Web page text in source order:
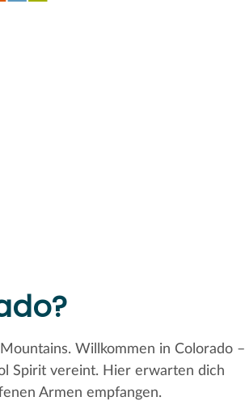
Willkommen in Colorado –
Spirit vereint. Hier erwarten dich
Armen empfangen.